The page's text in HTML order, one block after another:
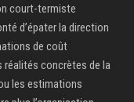
court-termiste
d’épater la direction
de coût
concrètes de la
les estimations